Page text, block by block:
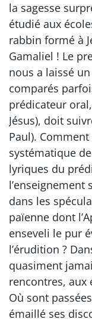
la sagesse
étudié aux
rabbin formé à
Gamaliel ! Le
nous a laissé
comparés
prédicateur
Jésus), doit
Paul).
systématique
lyriques du
l’enseignement
dans les
païenne dont
enseveli le pur
l’érudition ?
quasiment
rencontres, aux
Où sont
émaillé ses